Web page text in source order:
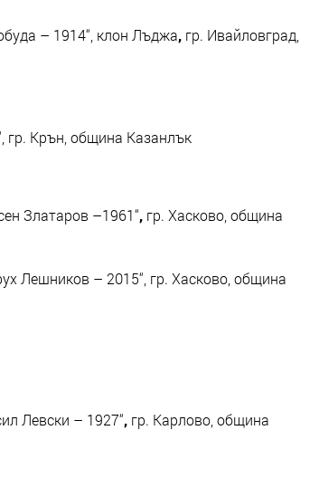
– 1914“, клон Лъджа, гр. Ивайловград,
гр. Крън, община Казанлък
Златаров –1961“, гр. Хасково, община
Лешников – 2015“, гр. Хасково, община
Левски – 1927“, гр. Карлово, община